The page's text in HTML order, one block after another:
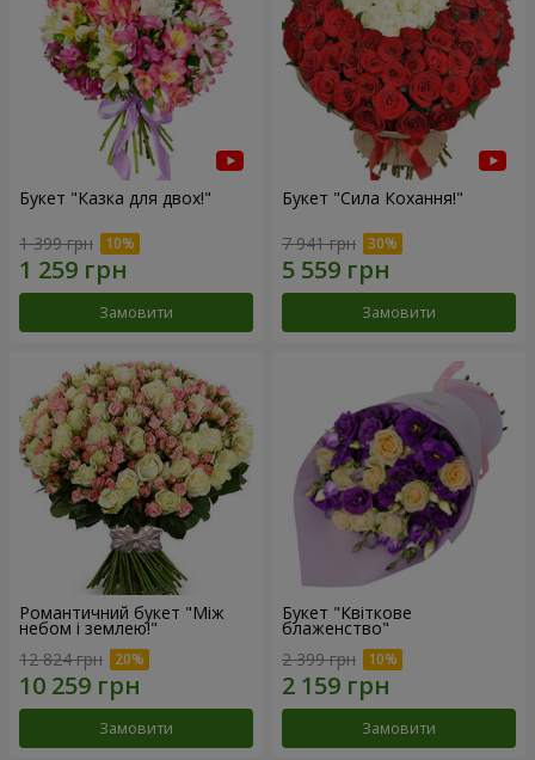
Букет "Казка для двох!"
1 399 грн
Замовити
Букет "Сила Кохання!"
7 941 грн
Замовити
Романтичний букет "Між
небом і землею!"
12 824 грн
Замовити
Букет "Квіткове
блаженство"
2 399 грн
Замовити